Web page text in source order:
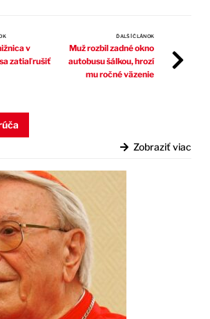
v
zatiaľ rušiť
ĎALŠÍ ČLÁNOK
Muž rozbil zadné okno
autobusu šálkou, hrozí
mu ročné väzenie
Zobraziť viac